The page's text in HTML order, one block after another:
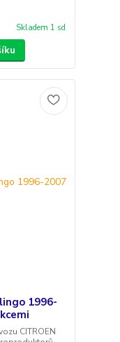
Skladem 1 sd
1996-
CITROEN